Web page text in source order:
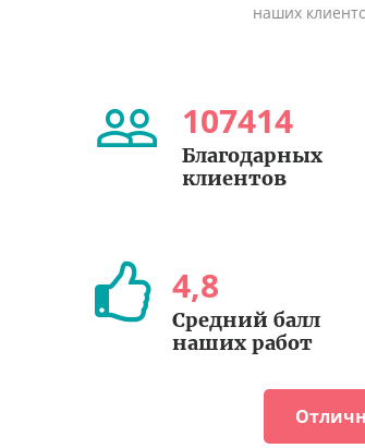
наших
107414
Благодарных
клиентов
4,8
Средний балл
наших работ